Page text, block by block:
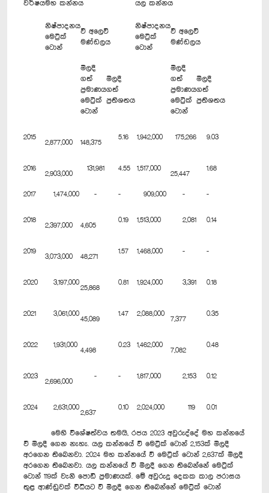
වර්ෂයමහ කන්නය යල කන්නය
නිෂ්පාදනය
මෙට්‍රික්
ටොන්
වී අලෙවි
මණ්ඩලය
නිෂ්පාදනය
මෙට්‍රික්
ටොන්
වී අලෙවි
මණ්ඩලය
මිලදී
ගත්
ප්‍රමාණය
මෙට්‍රික්
ටොන්
මිලදී
ගත්
ප්‍රතිශතය
මිලදී
ගත්
ප්‍රමාණය
මෙට්‍රික්
ටොන්
මිලදී
ගත්
ප්‍රතිශතය
2015
2,877,000 148,375
5.16 1,942,000 175,266 9.03
2016
2,903,000
131,981 4.55 1,517,000
25,447
1.68
2017 1,474,000 - - 909,000 - -
2018
2,397,000 4,605
0.19 1,513,000 2,081 0.14
2019
3,073,000 48,271
1.57 1,468,000 - -
2020 3,197,000
25,868
0.81 1,924,000 3,391 0.18
2021 3,061,000
45,089
1.47 2,088,000
7,377
0.35
2022 1,931,000
4,498
0.23 1,462,000
7,082
0.48
2023
2,696,000
- - 1,817,000 2,153 0.12
2024 2,631,000
2,637
0.10 2,024,000 119 0.01
මෙහි විශේෂත්වය තමයි, රජය 2023 අවුරුද්දේ මහ කන්නයේ
වී මිලදී ගෙන නැහැ. යල කන්නයේ වී මෙට්‍රික් ටොන් 2,153ක් මිලදී
අරගෙන තිබෙනවා. 2024 මහ කන්නයේ වී මෙට්‍රික් ටොන් 2,637ක් මිලදී
අරගෙන තිබෙනවා. යල කන්නයේ වී මිලදී ගෙන තිබෙන්නේ මෙට්‍රික්
‍ටොන් 119ක් වැනි පොඩි ප්‍රමාණයක්. මේ අවුරුදු දෙකක කාල පරාසය
තුළ ආණ්ඩුවක් විධියට වී මිලදී ගෙන තිබෙන්නේ‍ මෙට්‍රික් ටොන්